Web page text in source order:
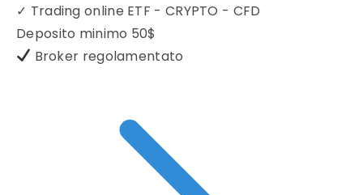
✓ Trading online ETF - CRYPTO - CFD
Deposito minimo 50$
Broker regolamentato